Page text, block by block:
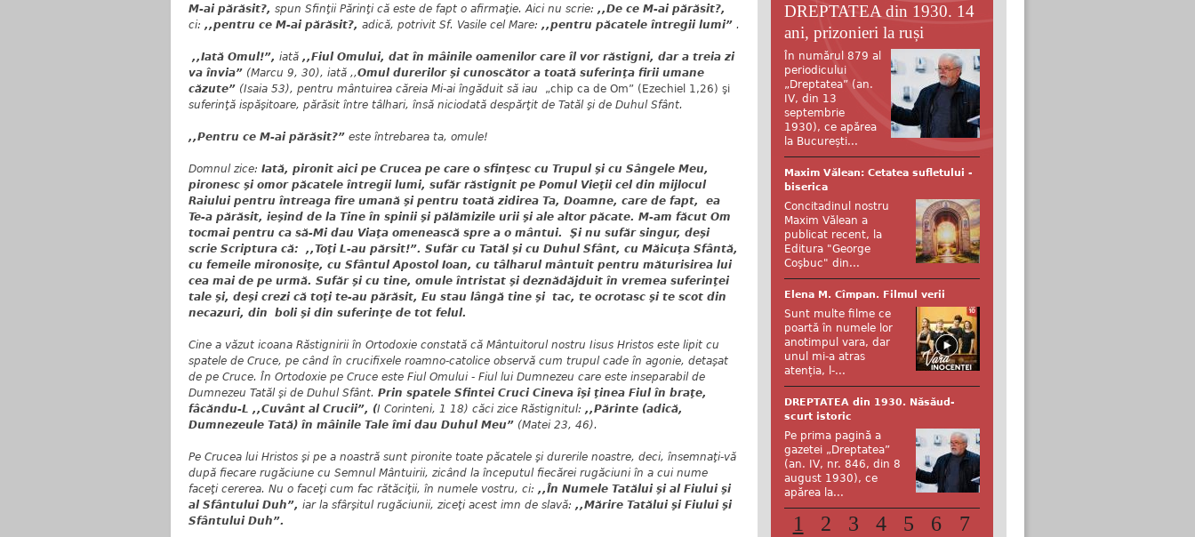
M-ai părăsit?, spun Sfinţii Părinţi că este de fapt o afirmaţie.Aici nu scrie: ,,De ce M-ai părăsit?,
ci: ,,pentru ce M-ai părăsit?, adică, potrivit Sf. Vasile cel Mare: ,,pentru păcatele întregii lumi” .
,,Iată Omul!”, iată ,,Fiul Omului, dat în mâinile oamenilor care îl vor răstigni, dar a treia zi
va învia” (Marcu 9, 30), iată ,,Omul durerilor şi cunoscător a toată suferinţa firii umane
căzute” (Isaia 53), pentru mântuirea căreia Mi-ai îngăduit să iau
„chip ca de Om” (Ezechiel 1,26) şi
suferinţă ispăşitoare, părăsit între tâlhari, însă niciodată despărţit de Tatăl şi de Duhul Sfânt.
,,Pentru ce M-ai părăsit?” este întrebarea ta, omule!
Domnul zice: Iată, pironit aici pe Crucea pe care o sfinţesc cu Trupul şi cu Sângele Meu,
pironesc şi omor păcatele întregii lumi, sufăr răstignit pe Pomul Vieţii cel din mijlocul
Raiului pentru întreaga fire umană şi pentru toată zidirea Ta, Doamne, care de fapt, ea
Te-a părăsit, ieşind de la Tine în spinii şi pălămizile urii şi ale altor păcate. M-am făcut Om
tocmai pentru ca să-Mi dau Viaţa omenească spre a o mântui. Şi nu sufăr singur, deşi
scrie Scriptura că: ,,Toţi L-au părsit!”. Sufăr cu Tatăl şi cu Duhul Sfânt, cu Măicuţa Sfântă,
cu femeile mironosiţe, cu Sfântul Apostol Ioan, cu tâlharul mântuit pentru măturisirea lui
cea mai de pe urmă. Sufăr şi cu tine, omule întristat şi deznădăjduit în vremea suferinţei
tale şi, deşi crezi că toţi te-au părăsit, Eu stau lângă tine şi tac, te ocrotasc şi te scot din
necazuri, din boli şi din suferinţe de tot felul.
Cine a văzut icoana Răstignirii în Ortodoxie constată că Mântuitorul nostru Iisus Hristos este lipit cu
spatele de Cruce, pe când în crucifixele roamno-catolice observă cum trupul cade în agonie, detaşat
de pe Cruce. În Ortodoxie pe Cruce este Fiul Omului - Fiul lui Dumnezeu care este inseparabil de
Dumnezeu Tatăl şi de Duhul Sfânt. Prin spatele Sfintei Cruci Cineva îşi ţinea Fiul în braţe,
fâcăndu-L ,,Cuvânt al Crucii”, (I Corinteni, 1 18) căci zice Răstignitul: ,,Părinte (adică,
Dumnezeule Tată) în mâinile Tale îmi dau Duhul Meu” (Matei 23, 46).
Pe Crucea lui Hristos şi pe a noastră sunt pironite toate păcatele şi durerile noastre, deci, însemnaţi-vă
după fiecare rugăciune cu Semnul Mântuirii, zicând la începutul fiecărei rugăciuni în a cui nume
faceţi cererea. Nu o faceţi cum fac rătăciţii, în numele vostru, ci: ,,În Numele Tatălui şi al Fiului şi
al Sfântului Duh”, iar la sfârşitul rugăciunii, ziceţi acest imn de slavă: ,,Mărire Tatălui şi Fiului şi
Sfântului Duh”.
DREPTATEA din 1930. 14
ani, prizonieri la ruși
În numărul 879 al
periodicului
„Dreptatea” (an.
IV, din 13
septembrie
1930), ce apărea
la București...
Maxim Vălean: Cetatea sufletului -
biserica
Concitadinul nostru
Maxim Vălean a
publicat recent, la
Editura "George
Coşbuc" din...
Elena M. Cîmpan. Filmul verii
Sunt multe filme ce
poartă în numele lor
anotimpul vara, dar
unul mi-a atras
atenția, l-...
DREPTATEA din 1930. Năsăud-
scurt istoric
Pe prima pagină a
gazetei „Dreptatea”
(an. IV, nr. 846, din 8
august 1930), ce
apărea la...
1 2 3 4 5 6
7